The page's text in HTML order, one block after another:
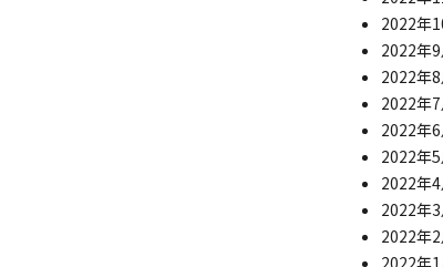
2022年
2022年9
2022年8
2022年7
2022年6
2022年5
2022年4
2022年3
2022年2
2022年1